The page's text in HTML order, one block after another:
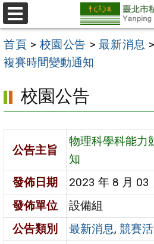
跳
至
主
要
區
選
單
首頁 > 校園公告 >最新消息 >
複賽時間變動通知
校園公告
公告主旨
物理科學科能力
知
發佈日期
2023 年 8 月 03
發佈單位
設備組
公告類別
最新消息,競賽